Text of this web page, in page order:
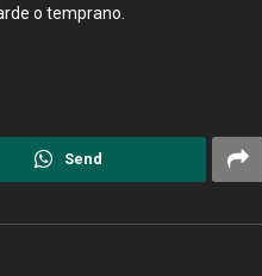
o temprano.
Send